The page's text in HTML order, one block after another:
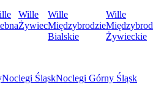
Wille
Żywiec
Wille
Międzybrodzie
Bialskie
Wille
Żywieckie
Noclegi ŚląskNoclegi Górny Śląsk